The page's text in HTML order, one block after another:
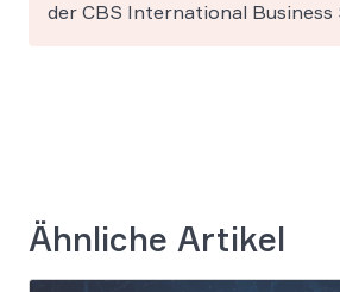
der CBS International Business
Ähnliche Artikel